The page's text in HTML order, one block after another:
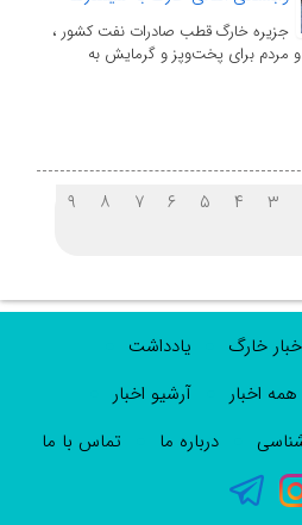
جزیره خارگ قطب صادرات نفت کشور ،
مردم برای پخت‌وپز و گرمایش به
۳ ۴ ۵ ۶ ۷ ۸
۹
خارگ
یادداشت
همه اخبار
آرشیو اخبار
درباره ما تماس با ما